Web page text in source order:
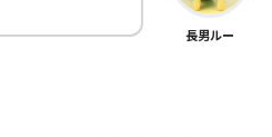
長男ルー